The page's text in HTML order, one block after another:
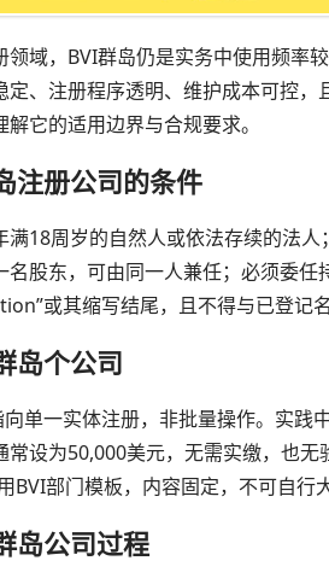
领域，BVI群岛仍是实务中使用频率
定、注册程序透明、维护成本可控，
它的适用边界与合规要求。
注册公司的条件
满18周岁的自然人或依法存续的法
名股东，可由同一人兼任；必须委
或其缩写结尾，且不得与已登记
岛个公司
向单一实体注册，非批量操作。实
常设为50,000美元，无需实缴，也
部门模板，内容固定，不可自行
岛公司过程